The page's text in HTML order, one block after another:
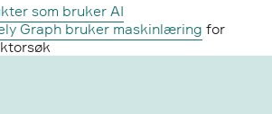
som bruker AI
Graph bruker maskinlæring for